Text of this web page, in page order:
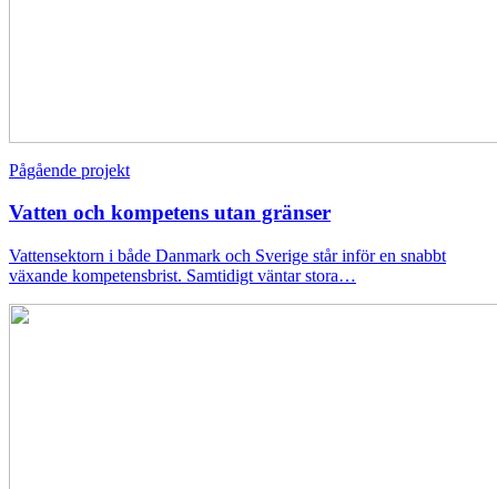
Pågående projekt
Vatten och kompetens utan gränser
Vattensektorn i både Danmark och Sverige står inför en snabbt
växande kompetensbrist. Samtidigt väntar stora…